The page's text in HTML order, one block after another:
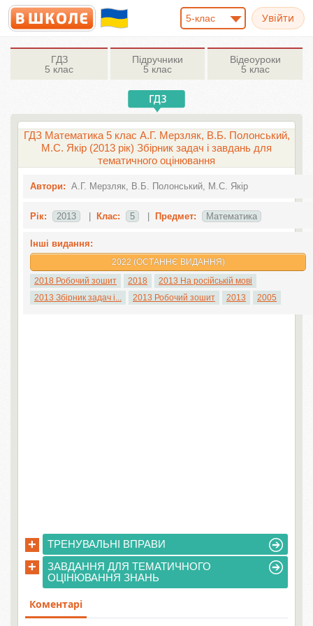
5-клас
ГДЗ
5 клас
Підручники
5 клас
Відеоуроки
5 клас
ГДЗ Математика 5 клас А.Г. Мерзляк, В.Б. Полонський,
М.С. Якір (2013 рік) Збірник задач і завдань для
тематичного оцінювання
Автори: А.Г. Мерзляк, В.Б. Полонський, М.С. Якір
Рік: 2013 Клас: 5 Предмет: Математика
Інші видання:
2022 (ОСТАННЄ ВИДАННЯ)
2018 Робочий зошит
2018
2013 На російській мові
2013 Збірник задач і...
2013 Робочий зошит 2013 2005
+ ТРЕНУВАЛЬНІ ВПРАВИ
+
ЗАВДАННЯ ДЛЯ ТЕМАТИЧНОГО
ОЦІНЮВАННЯ ЗНАНЬ